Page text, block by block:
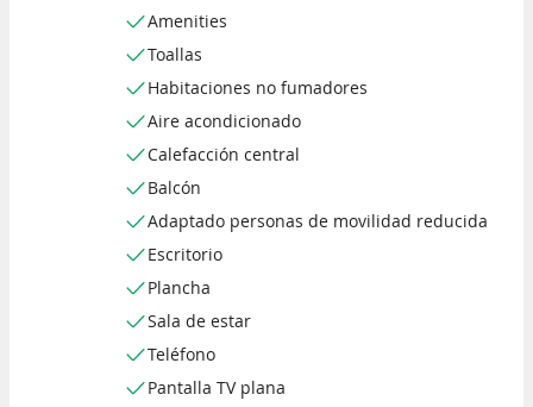
Amenities
Toallas
Habitaciones no fumadores
Aire acondicionado
Calefacción central
Balcón
Adaptado personas de movilidad reducida
Escritorio
Plancha
Sala de estar
Teléfono
Pantalla TV plana